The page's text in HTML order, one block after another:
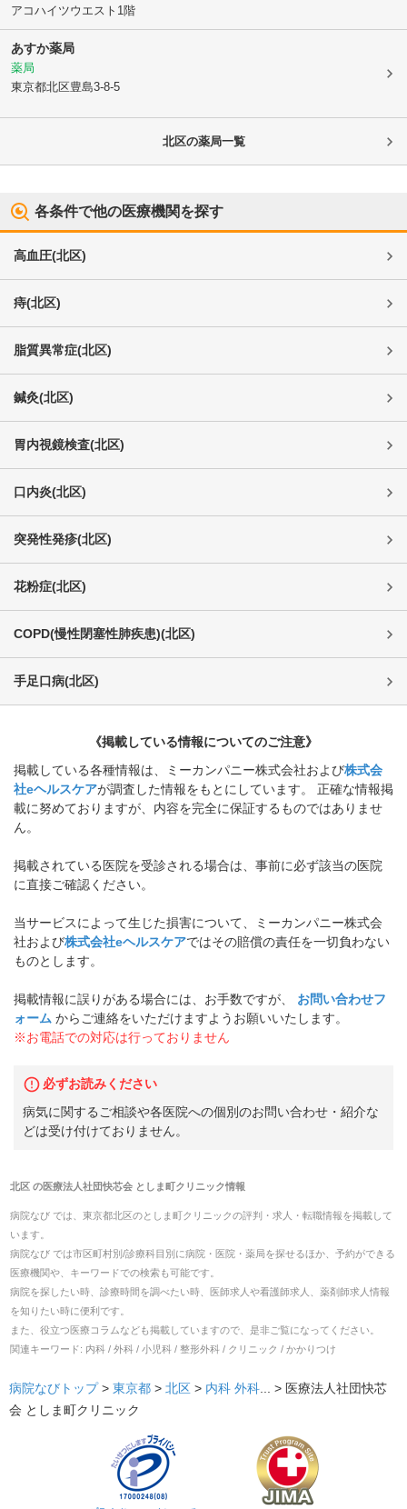
アコハイツウエスト1階
あすか薬局
薬局
東京都北区豊島3-8-5
北区の薬局一覧
各条件で他の医療機関を探す
高血圧(北区)
痔(北区)
脂質異常症(北区)
鍼灸(北区)
胃内視鏡検査(北区)
口内炎(北区)
突発性発疹(北区)
花粉症(北区)
COPD(慢性閉塞性肺疾患)(北区)
手足口病(北区)
《掲載している情報についてのご注意》
掲載している各種情報は、ミーカンパニー株式会社および株式会
社eヘルスケアが調査した情報をもとにしています。 正確な情報掲
載に努めておりますが、内容を完全に保証するものではありませ
ん。
掲載されている医院を受診される場合は、事前に必ず該当の医院
に直接ご確認ください。
当サービスによって生じた損害について、ミーカンパニー株式会
社および株式会社eヘルスケアではその賠償の責任を一切負わない
ものとします。
掲載情報に誤りがある場合には、お手数ですが、
お問い合わせフ
ォーム からご連絡をいただけますようお願いいたします。
※お電話での対応は行っておりません
必ずお読みください
病気に関するご相談や各医院への個別のお問い合わせ・紹介な
どは受け付けておりません。
北区の医療法人社団快芯会 としま町クリニック情報
病院なび では、 東京都北区のとしま町クリニックの評判・求人・転職情報を掲載して
います。
病院なび では市区町村別/診療科目別に病院・医院・薬局を探せるほか、予約ができる
医療機関や、キーワードでの検索も可能です。
病院を探したい時、診療時間を調べたい時、医師求人や看護師求人、薬剤師求人情報
を知りたい時に便利です。
また、役立つ医療コラムなども掲載していますので、是非ご覧になってください。
関連キーワード: 内科 / 外科 / 小児科 / 整形外科 / クリニック / かかりつけ
病院なびトップ > 東京都 > 北区 > 内科 外科... > 医療法人社団快芯
会 としま町クリニック